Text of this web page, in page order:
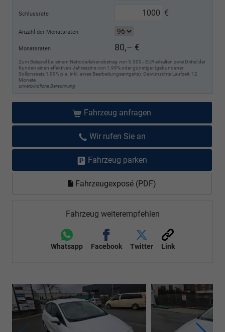
Schlussrate €
Anzahl der Monatsraten
Monatsraten 80,– €
Zum Beispiel bei einem Nettodarlehensbetrag von 5.500,- EUR erhalten zwei Drittel der
Kunden einen effektiven Jahreszins von 1,99% oder günstiger (gebundener
Sollzinssatz 1,99% p.a. inkl. eines Bearbeitungsentgelts). Gewünschte Laufzeit: 12
Monate
unverbindliche Berechnung
Fahrzeug anfragen
Wir rufen Sie an
Fahrzeug parken
Fahrzeugexposé (PDF)
Fahrzeug weiterempfehlen
Whatsapp Facebook Twitter Link